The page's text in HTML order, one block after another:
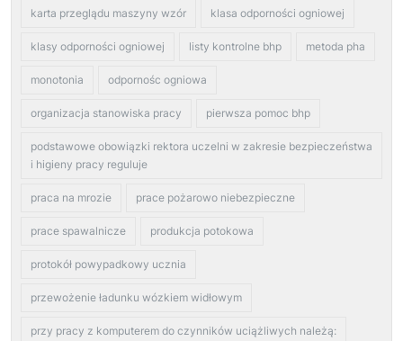
karta przeglądu maszyny wzór klasa odporności ogniowej
klasy odporności ogniowej listy kontrolne bhp metoda pha
monotonia odpornośc ogniowa
organizacja stanowiska pracy pierwsza pomoc bhp
podstawowe obowiązki rektora uczelni w zakresie bezpieczeństwa
i higieny pracy reguluje
praca na mrozie prace pożarowo niebezpieczne
prace spawalnicze produkcja potokowa
protokół powypadkowy ucznia
przewożenie ładunku wózkiem widłowym
przy pracy z komputerem do czynników uciążliwych należą: